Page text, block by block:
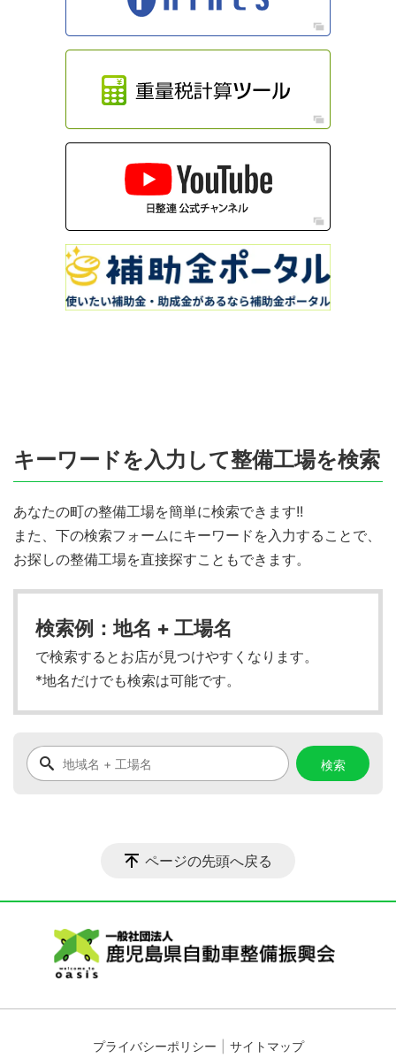
キーワードを入力して整備工場を検索
あなたの町の整備工場を簡単に検索できます!!
また、下の検索フォームにキーワードを入力することで、
お探しの整備工場を直接探すこともできます。
検索例：地名 + 工場名
で検索するとお店が見つけやすくなります。
*地名だけでも検索は可能です。
ページの先頭へ戻る
プライバシーポリシー サイトマップ